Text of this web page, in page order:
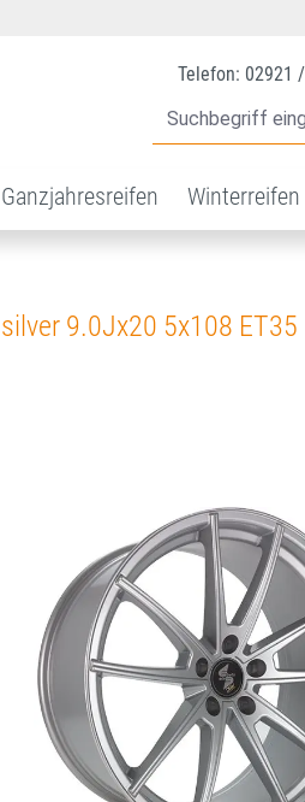
Telefon: 02921
Ganzjahresreifen Winterreifen
silver 9.0Jx20 5x108 ET35